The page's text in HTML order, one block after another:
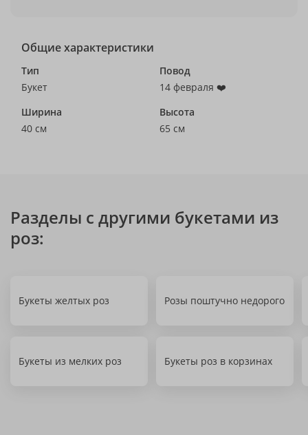
Общие характеристики
Тип
Букет
Повод
14 февраля ❤️
Ширина
40 см
Высота
65 см
Разделы с другими букетами из
роз:
Букеты желтых роз Розы поштучно недорого
Букеты из мелких роз Букеты роз в корзинах